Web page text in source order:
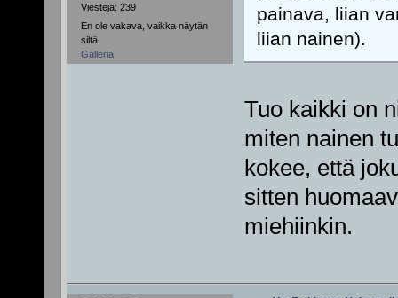
Viestejä: 239
En ole vakava, vaikka näytän
siltä
Galleria
painava, liian
liian nainen).
Tuo kaikki on
miten nainen
kokee, että
sitten
miehiinkin.